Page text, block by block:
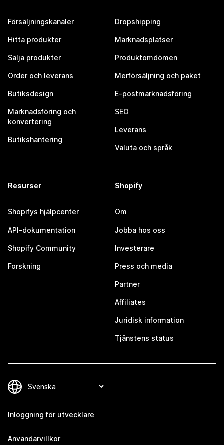
Försäljningskanaler
Hitta produkter
Sälja produkter
Order och leverans
Butiksdesign
Marknadsföring och
konvertering
Butikshantering
Dropshipping
Marknadsplatser
Produktomdömen
Merförsäljning och paket
E-postmarknadsföring
SEO
Leverans
Valuta och språk
Resurser
Shopifys hjälpcenter
API-dokumentation
Shopify Community
Forskning
Shopify
Om
Jobba hos oss
Investerare
Press och media
Partner
Affiliates
Juridisk information
Tjänstens status
Inloggning för utvecklare
Användarvillkor